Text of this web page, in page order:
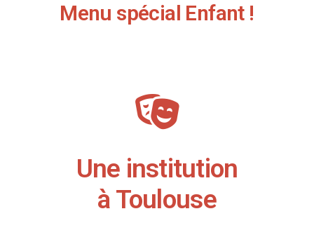
Menu spécial Enfant !
Une institution
à Toulouse